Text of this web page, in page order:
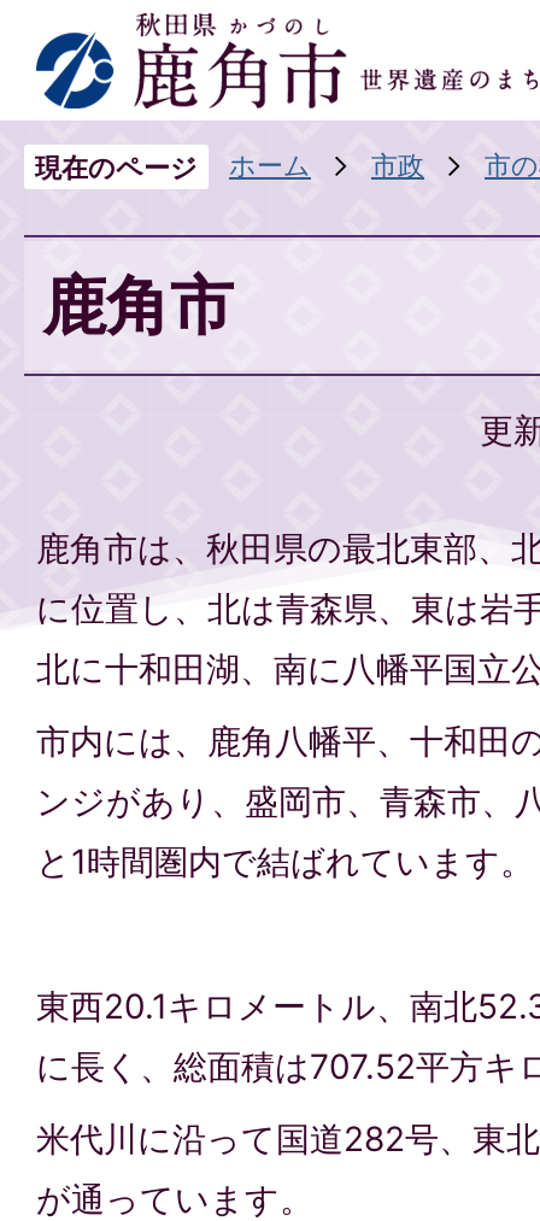
現在のページ ホーム 市政 市
鹿角市
更
鹿角市は、秋田県の最北東部、
に位置し、北は青森県、東は岩
北に十和田湖、南に八幡平国立
市内には、鹿角八幡平、十和田
ンジがあり、盛岡市、青森市、
と1時間圏内で結ばれています。
東西20.1キロメートル、南北
に長く、総面積は707.52平方キ
米代川に沿って国道282号、東
が通っています。